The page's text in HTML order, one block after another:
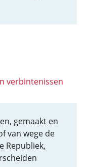
verbintenissen
gemaakt en
van wege de
Republiek,